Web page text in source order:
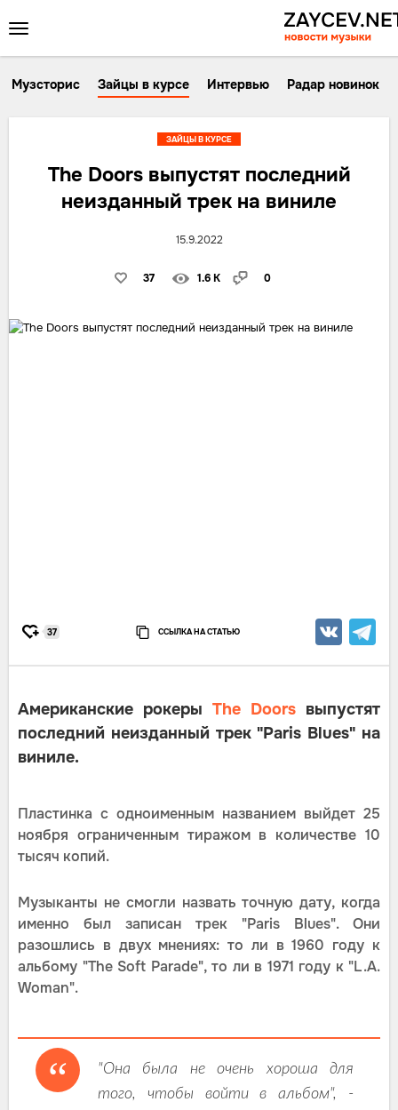
Музсторис Зайцы в курсе Интервью Радар новинок
The Doors выпустят последний
неизданный трек на виниле
15.9.2022
37 1.6 K 0
ЗАЙЦЫ В КУРСЕ
37 ССЫЛКА НА СТАТЬЮ
Американские рокеры The Doors выпустят
последний неизданный трек "Paris Blues" на
виниле.
Пластинка с одноименным названием выйдет 25
ноября ограниченным тиражом в количестве 10
тысяч копий.
Музыканты не смогли назвать точную дату, когда
именно был записан трек "Paris Blues". Они
разошлись в двух мнениях: то ли в 1960 году к
альбому "The Soft Parade", то ли в 1971 году к "L.A.
Woman".
"Она была не очень хороша для
того, чтобы войти в альбом", -